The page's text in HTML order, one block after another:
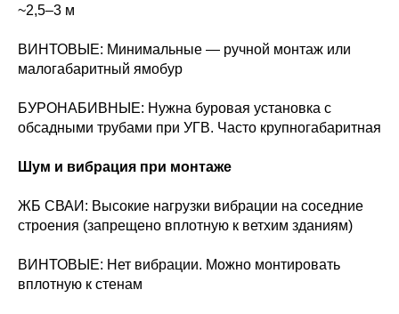
~2,5–3 м
ВИНТОВЫЕ: Минимальные — ручной монтаж или
малогабаритный ямобур
БУРОНАБИВНЫЕ: Нужна буровая установка с
обсадными трубами при УГВ. Часто крупногабаритная
Шум и вибрация при монтаже
ЖБ СВАИ: Высокие нагрузки вибрации на соседние
строения (запрещено вплотную к ветхим зданиям)
ВИНТОВЫЕ: Нет вибрации. Можно монтировать
вплотную к стенам